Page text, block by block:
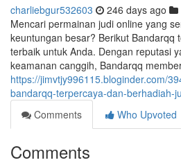
charliebgur532603 246 days ago
Mencari permainan judi online yang
keuntungan besar? Berikut Bandarqq
terbaik untuk Anda. Dengan reputasi
keamanan canggih, Bandarqq
https://jimvtjy996115.bloginder.com/
bandarqq-terpercaya-dan-berhadiah-
Comments
Who Upvoted
Comments